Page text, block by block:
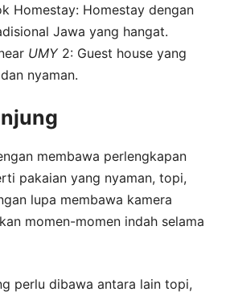
Homestay: Homestay dengan
Jawa yang hangat.
UMY2: Guest house yang
nyaman.
membawa perlengkapan
pakaian yang nyaman, topi,
lupa membawa kamera
momen-momen indah selama
perlu dibawa antara lain topi,